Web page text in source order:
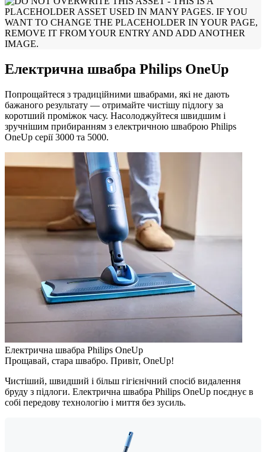
Електрична швабра Philips OneUp
Попрощайтеся з традиційними швабрами, які не дають
бажаного результату — отримайте чистішу підлогу за
коротший проміжок часу. Насолоджуйтеся швидшим і
зручнішим прибиранням з електричною шваброю Philips
OneUp серії 3000 та 5000.
Електрична швабра Philips OneUp
Прощавай, стара швабро. Привіт, OneUp!
Чистіший, швидший і більш гігієнічний спосіб видалення
бруду з підлоги. Електрична швабра Philips OneUp поєднує в
собі передову технологію і миття без зусиль.